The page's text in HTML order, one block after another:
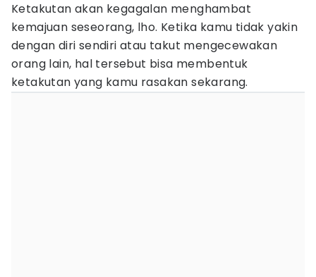
Ketakutan akan kegagalan menghambat
kemajuan seseorang, lho. Ketika kamu tidak yakin
dengan diri sendiri atau takut mengecewakan
orang lain, hal tersebut bisa membentuk
ketakutan yang kamu rasakan sekarang.